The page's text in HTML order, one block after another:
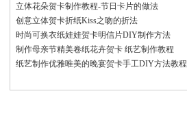
立体花朵贺卡制作教程-节日卡片的做法
创意立体贺卡折纸Kiss之吻的折法
时尚可换衣纸娃娃贺卡明信片DIY制作方法
制作母亲节精美卷纸花卉贺卡 纸艺制作教程
纸艺制作优雅唯美的晚宴贺卡手工DIY方法教程